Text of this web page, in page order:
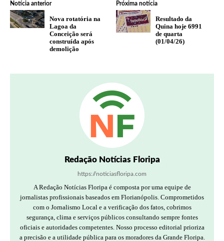
Notícia anterior
Nova rotatória na
Lagoa da
Conceição será
construída após
demolição
Próxima notícia
Resultado da
Quina hoje 6991
de quarta
(01/04/26)
Redação Notícias Floripa
https://noticiasfloripa.com
A Redação Notícias Floripa é composta por uma equipe de
jornalistas profissionais baseados em Florianópolis. Comprometidos
com o Jornalismo Local e a verificação dos fatos, cobrimos
segurança, clima e serviços públicos consultando sempre fontes
oficiais e autoridades competentes. Nosso processo editorial prioriza
a precisão e a utilidade pública para os moradores da Grande Floripa.